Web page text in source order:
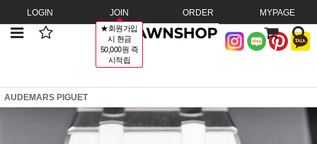
LOGIN JOIN
★회원가입
시 현금
50,000원 즉
시적립
ORDER MYPAGE
AUDEMARS PIGUET